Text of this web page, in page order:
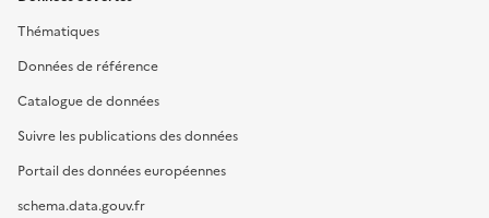
Thématiques
Données de référence
Catalogue de données
Suivre les publications des données
Portail des données européennes
schema.data.gouv.fr